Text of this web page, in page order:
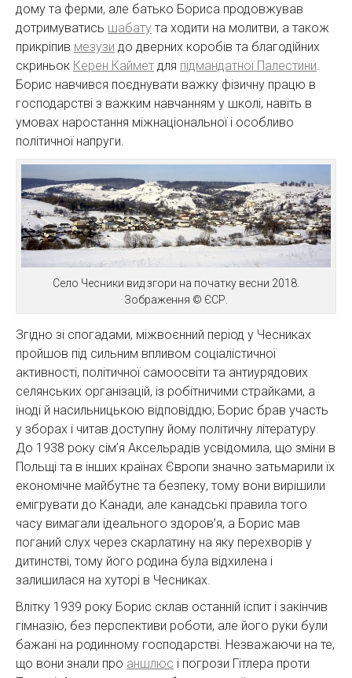
дому та ферми, але батько Бориса продовжував
дотримуватись шабату та ходити на молитви, а також
прикріпив мезузи до дверних коробів та благодійних
скриньок Керен Каймет для підмандатної Палестини
Борис навчився поєднувати важку фізичну працю в
господарстві з важким навчанням у школі, навіть в
умовах наростання міжнаціональної і особливо
політичної напруги.
Село Чесники вид згори на початку весни 2018.
Зображення © ЄСР.
Згідно зі спогадами, міжвоєнний період у Чесниках
пройшов під сильним впливом соціалістичної
активності, політичної самоосвіти та антиурядових
селянських організацій, із робітничими страйками, а
іноді й насильницькою відповіддю; Борис брав участь
у зборах і читав доступну йому політичну літературу.
До 1938 року сім’я Аксельрадів усвідомила, що зміни в
Польщі та в інших країнах Європи значно затьмарили їх
економічне майбутнє та безпеку, тому вони вирішили
емігрувати до Канади, але канадські правила того
часу вимагали ідеального здоров’я, а Борис мав
поганий слух через скарлатину на яку перехворів у
дитинстві, тому його родина була відхилена і
залишилася на хуторі в Чесниках.
Влітку 1939 року Борис склав останній іспит і закінчив
гімназію, без перспективи роботи, але його руки були
бажані на родинному господарстві. Незважаючи на те,
що вони знали про аншлюс і погрози Гітлера проти